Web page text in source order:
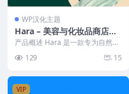
WP汉化主题
Hara – 美容与化妆品商店W
ooCommerce主题
产品概述 Hara 是一款专为自然美
s 主...129 15
VIP